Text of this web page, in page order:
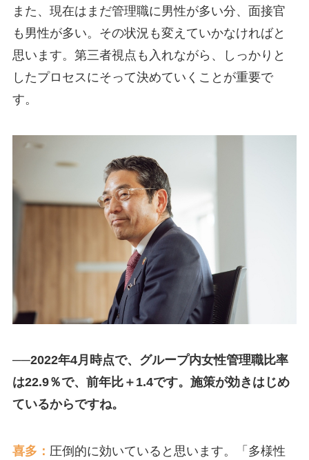
また、現在はまだ管理職に男性が多い分、面接官
も男性が多い。その状況も変えていかなければと
思います。第三者視点も入れながら、しっかりと
したプロセスにそって決めていくことが重要で
す。
──2022年4月時点で、グループ内女性管理職比率
は22.9％で、前年比＋1.4です。施策が効きはじめ
ているからですね。
喜多： 圧倒的に効いていると思います。「多様性